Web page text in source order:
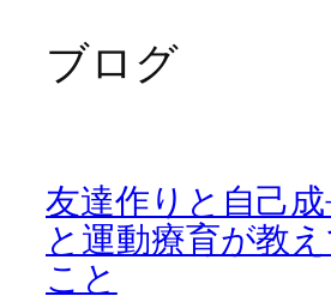
ブログ
友達作りと自己
と運動療育が教
こと